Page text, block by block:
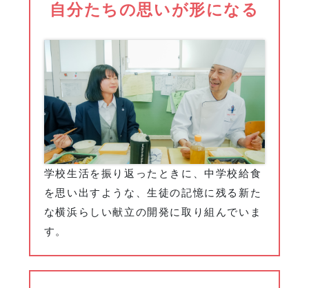
自分たちの思いが形になる
学校生活を振り返ったときに、中学校給食
を思い出すような、生徒の記憶に残る新た
な横浜らしい献立の開発に取り組んでいま
す。